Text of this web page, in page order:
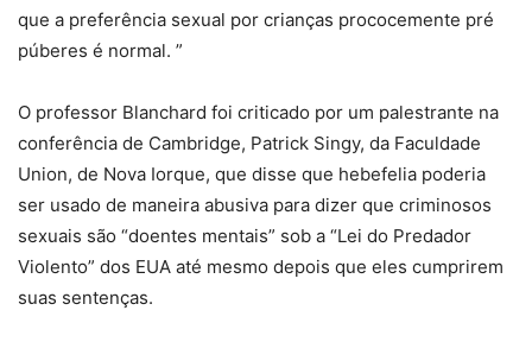
que a preferência sexual por crianças prococemente pré
púberes é normal. ”
O professor Blanchard foi criticado por um palestrante na
conferência de Cambridge, Patrick Singy, da Faculdade
Union, de Nova Iorque, que disse que hebefelia poderia
ser usado de maneira abusiva para dizer que criminosos
sexuais são “doentes mentais” sob a “Lei do Predador
Violento” dos EUA até mesmo depois que eles cumprirem
suas sentenças.